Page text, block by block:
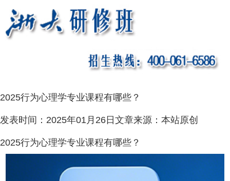
2025行为心理学专业课程有哪些？
发表时间： 2025年01月26日 文章来源： 本站原创
2025行为心理学专业课程有哪些？